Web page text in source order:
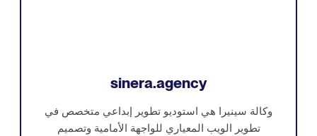
sinera.agency
وكالة سينيرا هي استوديو تطوير إبداعي متخصص في
تطوير الويب المعياري للواجهة الأمامية وتصميم